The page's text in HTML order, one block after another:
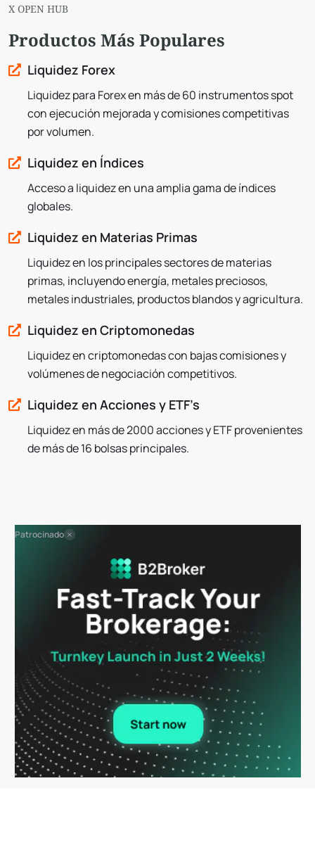
X OPEN HUB
Productos Más Populares
Liquidez Forex
Liquidez para Forex en más de 60 instrumentos spot
con ejecución mejorada y comisiones competitivas
por volumen.
Liquidez en Índices
Acceso a liquidez en una amplia gama de índices
globales.
Liquidez en Materias Primas
Liquidez en los principales sectores de materias
primas, incluyendo energía, metales preciosos,
metales industriales, productos blandos y agricultura.
Liquidez en Criptomonedas
Liquidez en criptomonedas con bajas comisiones y
volúmenes de negociación competitivos.
Liquidez en Acciones y ETF’s
Liquidez en más de 2000 acciones y ETF provenientes
de más de 16 bolsas principales.
Patrocinado